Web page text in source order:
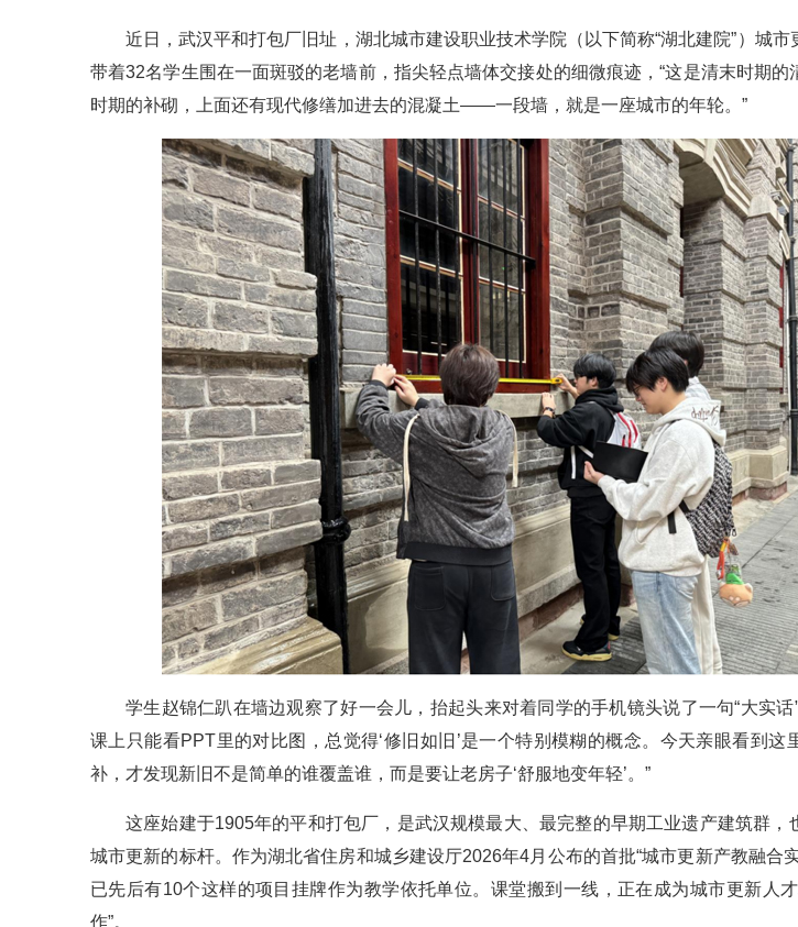
近日，武汉平和打包厂旧址，湖北城市建设职业技术学院（以下简称“湖北建院”）城
带着32名学生围在一面斑驳的老墙前，指尖轻点墙体交接处的细微痕迹，“这是清末时期的
时期的补砌，上面还有现代修缮加进去的混凝土——一段墙，就是一座城市的年轮。”
学生赵锦仁趴在墙边观察了好一会儿，抬起头来对着同学的手机镜头说了一句“大实话
课上只能看PPT里的对比图，总觉得‘修旧如旧’是一个特别模糊的概念。今天亲眼看到这
补，才发现新旧不是简单的谁覆盖谁，而是要让老房子‘舒服地变年轻’。”
这座始建于1905年的平和打包厂，是武汉规模最大、最完整的早期工业遗产建筑群，
城市更新的标杆。作为湖北省住房和城乡建设厅2026年4月公布的首批“城市更新产教融合
已先后有10个这样的项目挂牌作为教学依托单位。课堂搬到一线，正在成为城市更新人
作”。